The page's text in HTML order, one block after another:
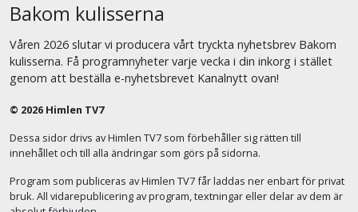
Bakom kulisserna
Våren 2026 slutar vi producera vårt tryckta nyhetsbrev Bakom
kulisserna. Få programnyheter varje vecka i din inkorg i stället
genom att beställa e-nyhetsbrevet Kanalnytt ovan!
© 2026 Himlen TV7
Dessa sidor drivs av Himlen TV7 som förbehåller sig rätten till
innehållet och till alla ändringar som görs på sidorna.
Program som publiceras av Himlen TV7 får laddas ner enbart för privat
bruk. All vidarepublicering av program, textningar eller delar av dem är